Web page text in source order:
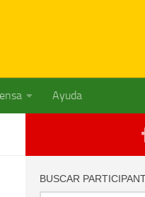
Ayuda
BUSCAR